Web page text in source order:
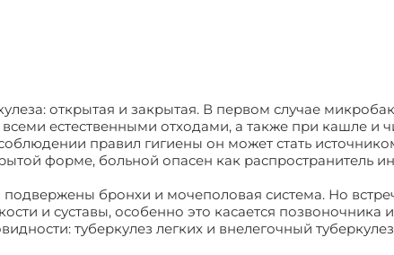
открытая и закрытая. В первом случае
естественными отходами, а также при кашле и
правил гигиены он может стать
форме, больной опасен как распространитель
бронхи и мочеполовая система. Но
и суставы, особенно это касается позвоночника и
туберкулез легких и внелегочный